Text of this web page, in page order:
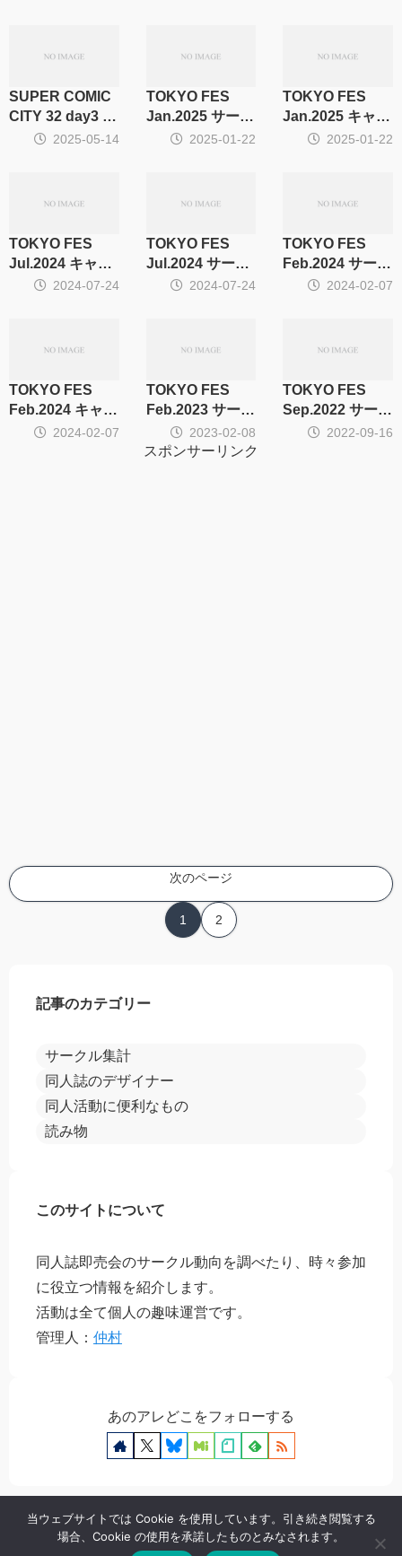
SUPER COMIC
CITY 32 day3 キ
ャラ・CP別集計
2025-05-14
TOKYO FES
Jan.2025 サーク
ル集計 2025-01-22
TOKYO FES
Jan.2025 キャ
ラ・CP別集計
2025-01-22
TOKYO FES
Jul.2024 キャ
ラ・CP別集計
2024-07-24
TOKYO FES
Jul.2024 サーク
ル集計 2024-07-24
TOKYO FES
Feb.2024 サーク
ル集計 2024-02-07
TOKYO FES
Feb.2024 キャ
ラ・CP別集計
2024-02-07
TOKYO FES
Feb.2023 サーク
ル集計 2023-02-08
TOKYO FES
Sep.2022 サーク
ル集計 2022-09-16
スポンサーリンク
次のページ
1 2
記事のカテゴリー
サークル集計
同人誌のデザイナー
同人活動に便利なもの
読み物
このサイトについて
同人誌即売会のサークル動向を調べたり、時々参加
に役立つ情報を紹介します。
活動は全て個人の趣味運営です。
管理人： 仲村
あのアレどこをフォローする
プライバシーポリシー お問い合わせ
当ウェブサイトでは Cookie を使用しています。引き続き閲覧する
場合、Cookie の使用を承諾したものとみなされます。